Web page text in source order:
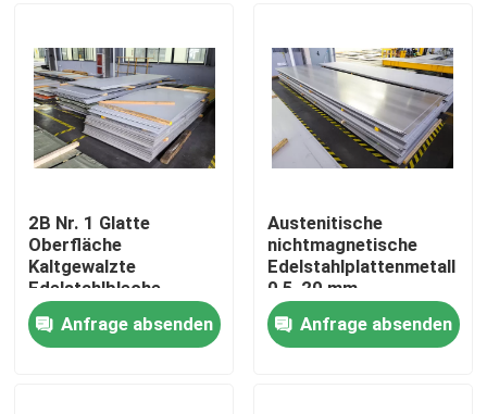
Nach Hause
2B Nr. 1 Glatte
Oberfläche
Kaltgewalzte
Edelstahlbleche
Anfrage absenden
Austenitische
nichtmagnetische
Edelstahlplattenmetall
0,5-20 mm
Anfrage absenden